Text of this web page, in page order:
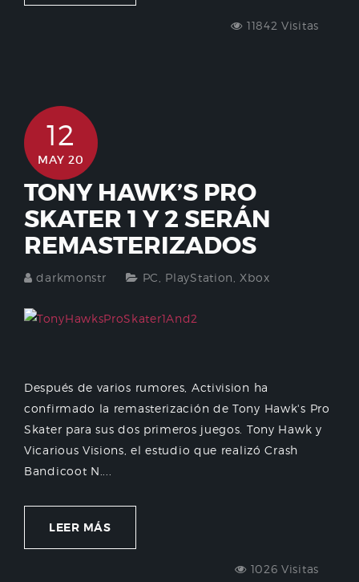
11842 Visitas
12
MAY 20
TONY HAWK’S PRO
SKATER 1 Y 2 SERÁN
REMASTERIZADOS
darkmonstr PC PlayStation Xbox
Después de varios rumores, Activision ha
confirmado la remasterización de Tony Hawk's Pro
Skater para sus dos primeros juegos. Tony Hawk y
Vicarious Visions, el estudio que realizó Crash
Bandicoot N....
LEER MÁS
1026 Visitas